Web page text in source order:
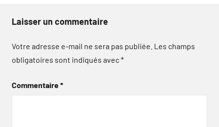
Laisser un commentaire
Votre adresse e-mail ne sera pas publiée. Les champs
obligatoires sont indiqués avec*
Commentaire*